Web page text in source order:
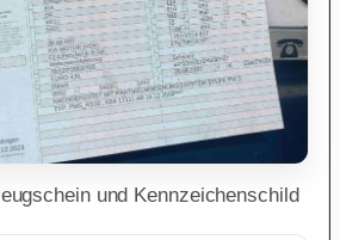
und Kennzeichenschild